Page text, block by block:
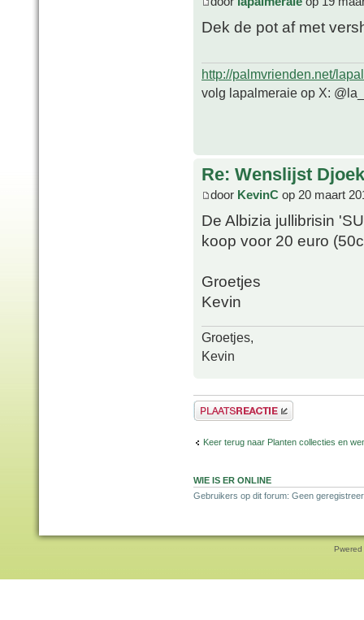
Dek de pot af met
http://palmvrienden.net/
volg lapalmeraie op X:
Re: Wenslijst
door KevinC op 20 maart
De Albizia jullibrisin
koop voor 20 euro
Groetjes
Kevin
Groetjes,
Kevin
Plaats een reactie
Keer terug naar Planten collecties en
WIE IS ER ONLINE
Gebruikers op dit forum: Geen